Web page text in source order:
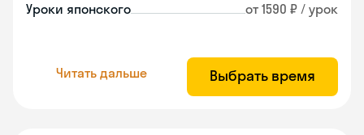
Уроки японского от 1590 ₽ / урок
Читать дальше Выбрать время